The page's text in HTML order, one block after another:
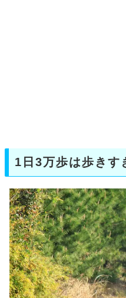
1日3万歩は歩きす